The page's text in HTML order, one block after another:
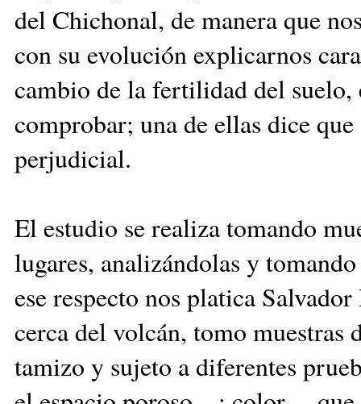
del Chichonal, de manera que
con su evolución explicarnos
cambio de la fertilidad del suelo,
comprobar; una de ellas dice
perjudicial.
El estudio se realiza tomando
lugares, analizándolas y
ese respecto nos platica
cerca del volcán, tomo muestras
tamizo y sujeto a diferentes